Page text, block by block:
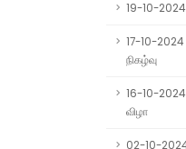
19-10-
17-10-
நிகழ்வு
16-10-2024
விழா
02-10-